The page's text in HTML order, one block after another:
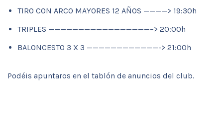
TIRO CON ARCO MAYORES 12 AÑOS ————> 19:30h
TRIPLES —————————————————–> 20:00h
BALONCESTO 3 X 3 ————————————-> 21:00h
Podéis apuntaros en el tablón de anuncios del club.